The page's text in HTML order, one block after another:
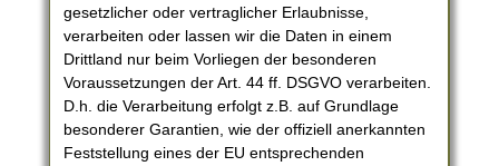
gesetzlicher oder vertraglicher Erlaubnisse,
verarbeiten oder lassen wir die Daten in einem
Drittland nur beim Vorliegen der besonderen
Voraussetzungen der Art. 44 ff. DSGVO verarbeiten.
D.h. die Verarbeitung erfolgt z.B. auf Grundlage
besonderer Garantien, wie der offiziell anerkannten
Feststellung eines der EU entsprechenden